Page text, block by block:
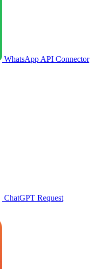
WhatsApp API Connector
ChatGPT Request